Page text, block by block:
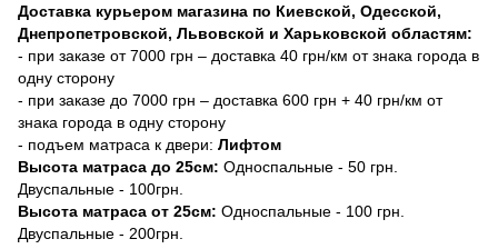
Доставка курьером магазина по Киевской, Одесской,
Днепропетровской, Львовской и Харьковской областям:
- при заказе от 7000 грн – доставка 40 грн/км от знака города в
одну сторону
- при заказе до 7000 грн – доставка 600 грн + 40 грн/км от
знака города в одну сторону
- подъем матраса к двери: Лифтом
Высота матраса до 25см: Односпальные - 50 грн.
Двуспальные - 100грн.
Высота матраса от 25см: Односпальные - 100 грн.
Двуспальные - 200грн.